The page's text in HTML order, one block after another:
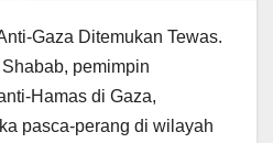
Gaza Ditemukan Tewas.
pemimpin
Hamas di Gaza,
pasca-perang di wilayah